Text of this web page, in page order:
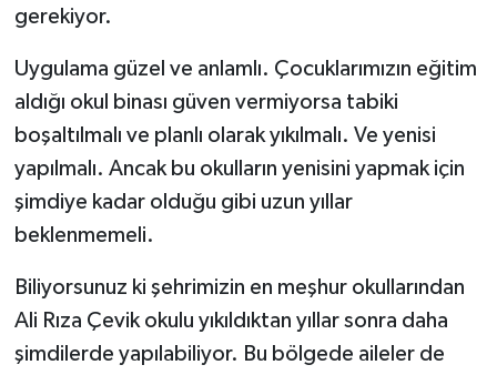
gerekiyor.
Uygulama güzel ve anlamlı. Çocuklarımızın eğitim
aldığı okul binası güven vermiyorsa tabiki
boşaltılmalı ve planlı olarak yıkılmalı. Ve yenisi
yapılmalı. Ancak bu okulların yenisini yapmak için
şimdiye kadar olduğu gibi uzun yıllar
beklenmemeli.
Biliyorsunuz ki şehrimizin en meşhur okullarından
Ali Rıza Çevik okulu yıkıldıktan yıllar sonra daha
şimdilerde yapılabiliyor. Bu bölgede aileler de